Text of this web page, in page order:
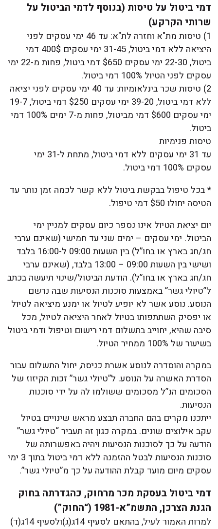
דמי ביטול על טיסות (בנוסף לדמי הביטול על
שרותי הקרקע)
1) טיסות מת"א וחזרה לת"א: עד 46 ימי עסקים לפני
היציאה ללא דמי ביטול, 31-45 ימי עסקים 400$ דמי
ביטול, 22-30 ימי עסקים $650 דמי ביטול, פחות מ-22 ימי
עסקים לפני הטיול 100% דמי ביטול.
2) טיסות שכר בינלאומיות: עד 40 ימי עסקים לפני יציאה
ללא דמי ביטול, 39-20 ימי עסקים $250 דמי ביטול, 19-7
ימי עסקים $600 דמי מביטול, פחות מ-7 ימים 100% דמי
ביטול.
טיסות פנימיות
עד 31 ימי עסקים ללא דמי ביטול, מתחת ל-31 ימי
עסקים 100% דמי ביטול.
* בכל טיפול בבקשת ביטול ללא קשר לכמה זמן נותר עד
הטיסה יחולו $50 דמי טיפול.
יום יציאת הטיול אינו נספר כיום עסקים למניין ימי
הביטול. ימי עסקים – ימים שני עד חמישי (שאינם ערבי
חג/חג בארץ או בחו”ל) בין השעות 09:00 ל-16:00 בלבד
ושישי בין השעות 09:00 – 13:00 בלבד, (שאינם ערבי
חג/חג בארץ או בחו”ל). הודעת הביטול/שינוי תיעשה בכתב
ל”טיולי גשר” באמצעות סוכנות הנסיעות שבה נרשם
הנוסע. נוסע אשר לא יופיע לטיול או ימנע מיציאה לטיול
או יפסיק השתתפותו בטיול לאחר היציאה לטיול, מכל
סיבה שהיא, יחוייב בתשלום דמי רישום וטיפול ודמי ביטול
בשיעור של 100% ממחיר הטיול.
במקרה והוסדרה לנוסע אשרת כניסה, יחול התשלום עבור
הסדרת האשרה על הנוסע. ל”טיולי גשר” זכות הקיזוז של
הסכומים הנ”ל מסכומים ששולמו לה על ידי סוכנות
הנסיעות.
ייתכנו מקרים בהם החברה תבצע מראש שינויים בטיול
עקב אילוצים שונים. במקרה כגון זה תעביר “טיולי גשר”
הודעה על כך לסוכנות הנסיעות ויהיה באפשרותה של
סוכנות הנסיעות לבטל ההזמנה ללא דמי ביטול בתוך 3 ימי
עסקים מיום מועד קבלת ההודעה על כך מ”טיולי גשר”.
דמי ביטול בעסקת מכר מרחוק, כהגדרתה בחוק
הגנת הצרכן, התשמ”א-1981 (“החוק”)
למרות האמור לעיל, בהתאם לסעיף 14ג(ג)ולסעיף 14ג(ד)